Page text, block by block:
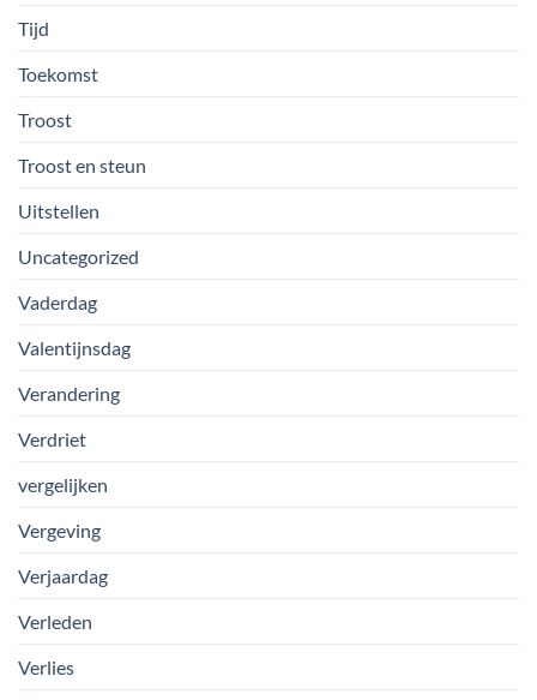
Tijd
Toekomst
Troost
Troost en steun
Uitstellen
Uncategorized
Vaderdag
Valentijnsdag
Verandering
Verdriet
vergelijken
Vergeving
Verjaardag
Verleden
Verlies